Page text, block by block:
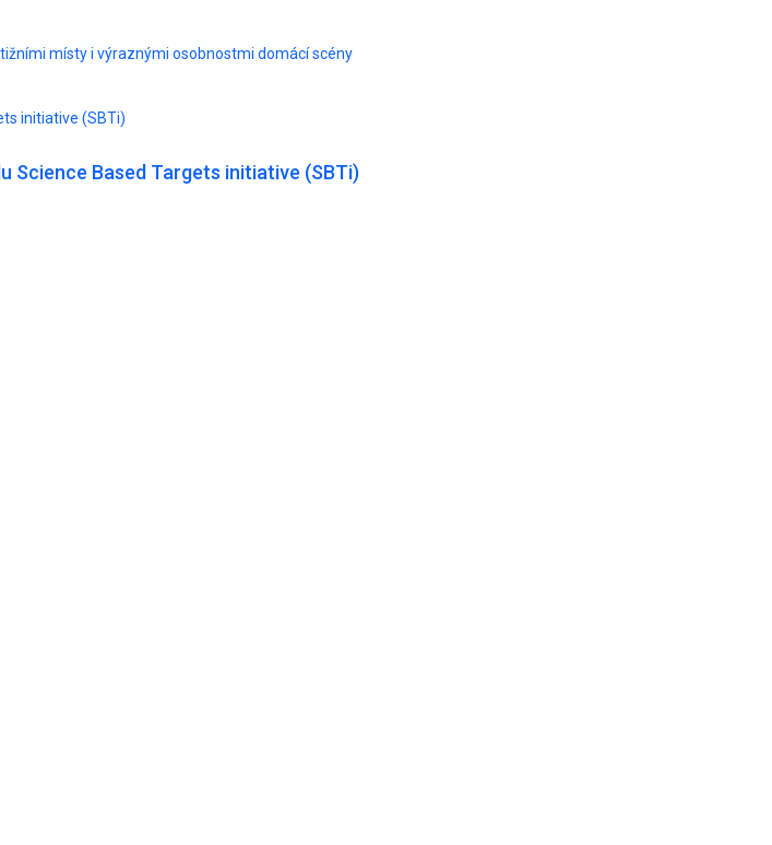
místy i výraznými osobnostmi domácí scény
initiative (SBTi)
Science Based Targets initiative (SBTi)